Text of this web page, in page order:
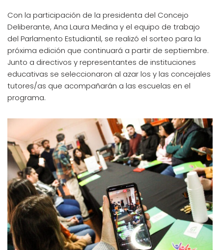
Con la participación de la presidenta del Concejo
Deliberante, Ana Laura Medina y el equipo de trabajo
del Parlamento Estudiantil, se realizó el sorteo para la
próxima edición que continuará a partir de septiembre.
Junto a directivos y representantes de instituciones
educativas se seleccionaron al azar los y las concejales
tutores/as que acompañarán a las escuelas en el
programa.